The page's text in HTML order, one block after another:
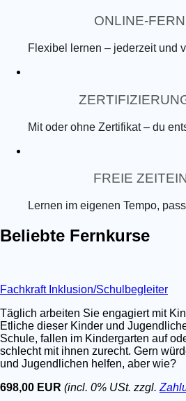
ONLINE-
Flexibel lernen – jederzeit und
Mit oder ohne Zertifikat – du
FREIE
Lernen im eigenen Tempo,
Beliebte Fernkurse
Fachkraft Inklusion/Schulbegleiter
Täglich arbeiten Sie engagiert mit
Etliche dieser Kinder und
Schule, fallen im Kindergarten auf
schlecht mit ihnen zurecht. Gern
und Jugendlichen helfen, aber wie?
698,00 EUR (incl. 0% USt. zzgl.